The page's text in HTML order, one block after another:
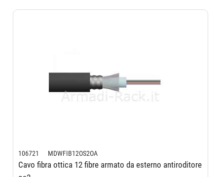
106721 MDWFIB12OS2OA
Cavo fibra ottica 12 fibre armato da esterno antiroditore